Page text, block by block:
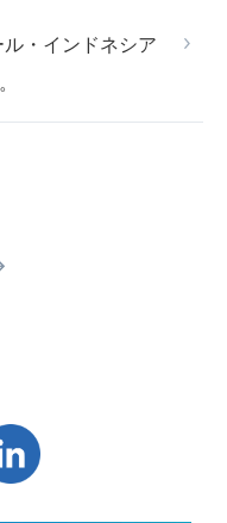
・インドネシア